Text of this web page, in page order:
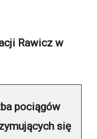
Rawicz w
pociągów
się